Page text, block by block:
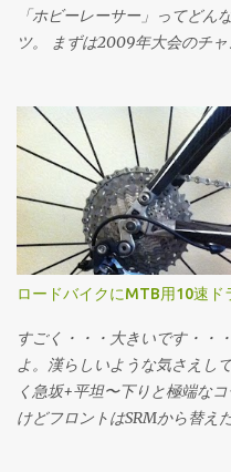
209.07 同様に速度11.11m/
の式で CdA = (209.07 - 0.004
ワットセーブする"というフ
「ホビーレーサー」ってどん
ツ。 まずは2009年大会のチ
2009年大会ゴールタイムの
準偏差は0.23828524。グラフ
偏差±1〜3でタイムと、タイ
をマーキングしてます。パワ
61[kg] バイク: 7.5[kg] 装備:
数: 0.0045 空気抵抗係数:
レーサー(笑)」を想定し、現
上で、走行抵抗・加速度・大
ーションで求めています。平
ジンです。 全3634サンプル
差-3の区間である43〜55分の
55〜70分の間に206人 (5.6%)
ロードバイクにMTB用10速ド
すごく・・・大きいです・・
よ。漢らしいような気さえし
く急坂+平坦〜下りと極端な
けどフロントはSRMから替え